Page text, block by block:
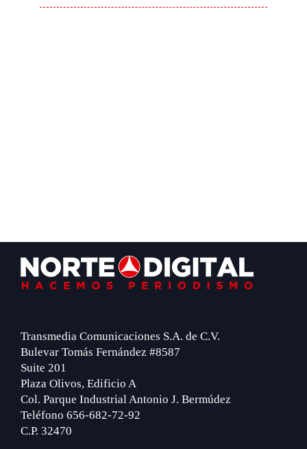
Footer
Transmedia Comunicaciones S.A. de C.V.
Bulevar Tomás Fernández #8587
Suite 201
Plaza Olivos, Edificio A
Col. Parque Industrial Antonio J. Bermúdez
Teléfono 656-682-72-92
C.P. 32470